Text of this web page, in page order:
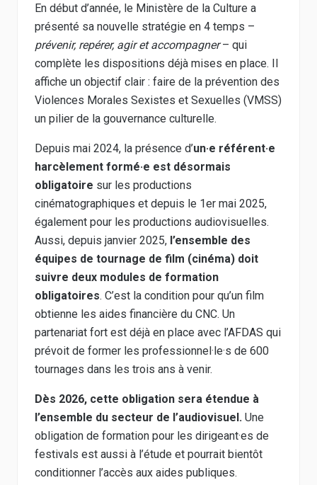
En début d’année, le Ministère de la Culture a
présenté sa nouvelle stratégie en 4 temps –
prévenir, repérer, agir et accompagner– qui
complète les dispositions déjà mises en place. Il
affiche un objectif clair : faire de la prévention des
Violences Morales Sexistes et Sexuelles (VMSS)
un pilier de la gouvernance culturelle.
Depuis mai 2024, la présence d’un·e référent·e
harcèlement formé·e est désormais
obligatoire sur les productions
cinématographiques et depuis le 1er mai 2025,
également pour les productions audiovisuelles.
Aussi, depuis janvier 2025, l’ensemble des
équipes de tournage de film (cinéma) doit
suivre deux modules de formation
obligatoires. C’est la condition pour qu’un film
obtienne les aides financière du CNC. Un
partenariat fort est déjà en place avec l’AFDAS qui
prévoit de former les professionnel·le·s de 600
tournages dans les trois ans à venir.
Dès 2026, cette obligation sera étendue à
l’ensemble du secteur de l’audiovisuel. Une
obligation de formation pour les dirigeant·es de
festivals est aussi à l’étude et pourrait bientôt
conditionner l’accès aux aides publiques.